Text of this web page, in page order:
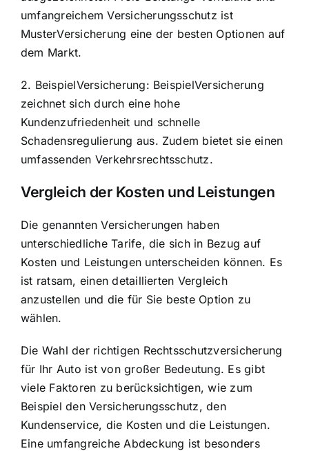
umfangreichem Versicherungsschutz ist
MusterVersicherung eine der besten Optionen auf
dem Markt.
2. BeispielVersicherung: BeispielVersicherung
zeichnet sich durch eine hohe
Kundenzufriedenheit und schnelle
Schadensregulierung aus. Zudem bietet sie einen
umfassenden Verkehrsrechtsschutz.
Vergleich der Kosten und Leistungen
Die genannten Versicherungen haben
unterschiedliche Tarife, die sich in Bezug auf
Kosten und Leistungen unterscheiden können. Es
ist ratsam, einen detaillierten Vergleich
anzustellen und die für Sie beste Option zu
wählen.
Die Wahl der richtigen Rechtsschutzversicherung
für Ihr Auto ist von großer Bedeutung. Es gibt
viele Faktoren zu berücksichtigen, wie zum
Beispiel den Versicherungsschutz, den
Kundenservice, die Kosten und die Leistungen.
Eine umfangreiche Abdeckung ist besonders